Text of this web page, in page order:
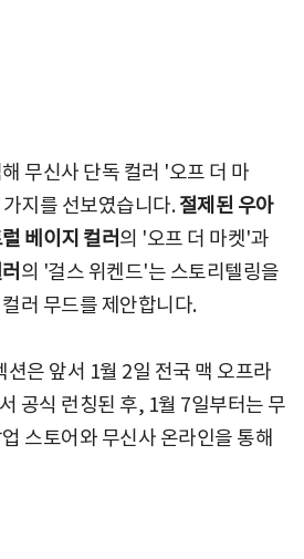
무신사 단독 컬러 '오프 더 마
지를 선보였습니다.절제된 우아
베이지 컬러의 '오프 더 마켓'과
의 '걸스 위켄드'는 스토리텔링을
러 무드를 제안합니다.
션은 앞서 1월 2일 전국 맥 오프라
공식 런칭된 후, 1월 7일부터는 무
스토어와 무신사 온라인을 통해